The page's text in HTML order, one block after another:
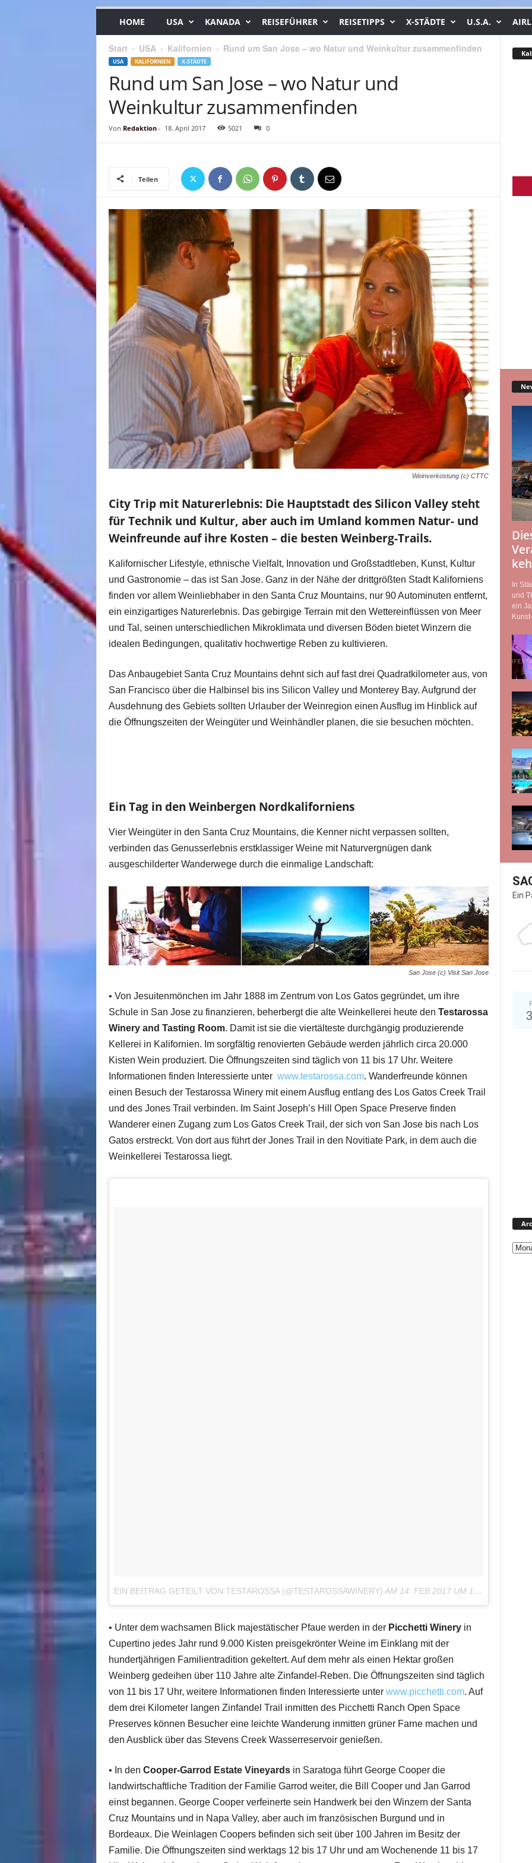
HOME USA KANADA REISEFÜHRER REISETIPPS X-STÄDTE U.S.A.
Start USA Kalifornien Rund um San Jose – wo Natur und Weinkultur zusammenfinden
USA KALIFORNIEN X-STÄDTE
Rund um San Jose – wo Natur und
Weinkultur zusammenfinden
Von Redaktion- 18. April 2017 5021 0
Teilen
Weinverkostung (c) CTTC
City Trip mit Naturerlebnis: Die Hauptstadt des Silicon Valley steht
für Technik und Kultur, aber auch im Umland kommen Natur- und
Weinfreunde auf ihre Kosten – die besten Weinberg-Trails.
Kalifornischer Lifestyle, ethnische Vielfalt, Innovation und Großstadtleben, Kunst, Kultur
und Gastronomie – das ist San Jose. Ganz in der Nähe der drittgrößten Stadt Kaliforniens
finden vor allem Weinliebhaber in den Santa Cruz Mountains, nur 90 Autominuten entfernt,
ein einzigartiges Naturerlebnis. Das gebirgige Terrain mit den Wettereinflüssen von Meer
und Tal, seinen unterschiedlichen Mikroklimata und diversen Böden bietet Winzern die
idealen Bedingungen, qualitativ hochwertige Reben zu kultivieren.
Das Anbaugebiet Santa Cruz Mountains dehnt sich auf fast drei Quadratkilometer aus, von
San Francisco über die Halbinsel bis ins Silicon Valley und Monterey Bay. Aufgrund der
Ausdehnung des Gebiets sollten Urlauber der Weinregion einen Ausflug im Hinblick auf
die Öffnungszeiten der Weingüter und Weinhändler planen, die sie besuchen möchten.
Ein Tag in den Weinbergen Nordkaliforniens
Vier Weingüter in den Santa Cruz Mountains, die Kenner nicht verpassen sollten,
verbinden das Genusserlebnis erstklassiger Weine mit Naturvergnügen dank
ausgeschilderter Wanderwege durch die einmalige Landschaft:
San Jose (c) Visit San Jose
• Von Jesuitenmönchen im Jahr 1888 im Zentrum von Los Gatos gegründet, um ihre
Schule in San Jose zu finanzieren, beherbergt die alte Weinkellerei heute den Testarossa
Winery and Tasting Room. Damit ist sie die viertälteste durchgängig produzierende
Kellerei in Kalifornien. Im sorgfältig renovierten Gebäude werden jährlich circa 20.000
Kisten Wein produziert. Die Öffnungszeiten sind täglich von 11 bis 17 Uhr. Weitere
Informationen finden Interessierte unter www.testarossa.com. Wanderfreunde können
einen Besuch der Testarossa Winery mit einem Ausflug entlang des Los Gatos Creek Trail
und des Jones Trail verbinden. Im Saint Joseph’s Hill Open Space Preserve finden
Wanderer einen Zugang zum Los Gatos Creek Trail, der sich von San Jose bis nach Los
Gatos erstreckt. Von dort aus führt der Jones Trail in den Novitiate Park, in dem auch die
Weinkellerei Testarossa liegt.
EIN BEITRAG GETEILT VON TESTAROSSA (@TESTAROSSAWINERY) AM 14. FEB 2017 UM 10:17 UHR
• Unter dem wachsamen Blick majestätischer Pfaue werden in der Picchetti Wineryin
Cupertino jedes Jahr rund 9.000 Kisten preisgekrönter Weine im Einklang mit der
hundertjährigen Familientradition gekeltert. Auf dem mehr als einen Hektar großen
Weinberg gedeihen über 110 Jahre alte Zinfandel-Reben. Die Öffnungszeiten sind täglich
von 11 bis 17 Uhr, weitere Informationen finden Interessierte unter www.picchetti.com. Auf
dem drei Kilometer langen Zinfandel Trail inmitten des Picchetti Ranch Open Space
Preserves können Besucher eine leichte Wanderung inmitten grüner Farne machen und
den Ausblick über das Stevens Creek Wasserreservoir genießen.
• In den Cooper-Garrod Estate Vineyardsin Saratoga führt George Cooper die
landwirtschaftliche Tradition der Familie Garrod weiter, die Bill Cooper und Jan Garrod
einst begannen. George Cooper verfeinerte sein Handwerk bei den Winzern der Santa
Cruz Mountains und in Napa Valley, aber auch im französischen Burgund und in
Bordeaux. Die Weinlagen Coopers befinden sich seit über 100 Jahren im Besitz der
Familie. Die Öffnungszeiten sind werktags 12 bis 17 Uhr und am Wochenende 11 bis 17
In
und
ein
Ein